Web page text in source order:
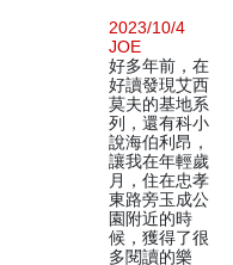
2023/10/4
JOE
好多年前，在
好讀發現艾西
莫夫的基地系
列，還有科小
說海伯利昂，
讓我在年輕歲
月，住在忠孝
東路旁玉成公
園附近的時
候，獲得了很
多閱讀的樂